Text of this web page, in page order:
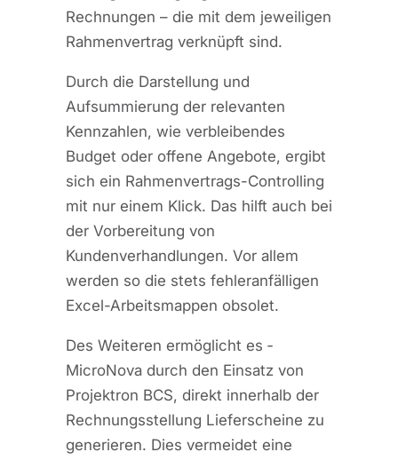
Rechnungen – die mit dem jeweiligen
Rahmenvertrag verknüpft sind.
Durch die Darstellung und
Aufsummierung der relevanten
Kennzahlen, wie verbleibendes
Budget oder offene Angebote, ergibt
sich ein Rahmenvertrags-Controlling
mit nur einem Klick. Das hilft auch bei
der Vorbereitung von
Kundenverhandlungen. Vor allem
werden so die stets fehleranfälligen
Excel-Arbeitsmappen obsolet.
Des Weiteren ermöglicht es ­
MicroNova durch den Einsatz von
Projektron BCS, direkt innerhalb der
Rechnungsstellung Lieferscheine zu
generieren. Dies vermeidet eine